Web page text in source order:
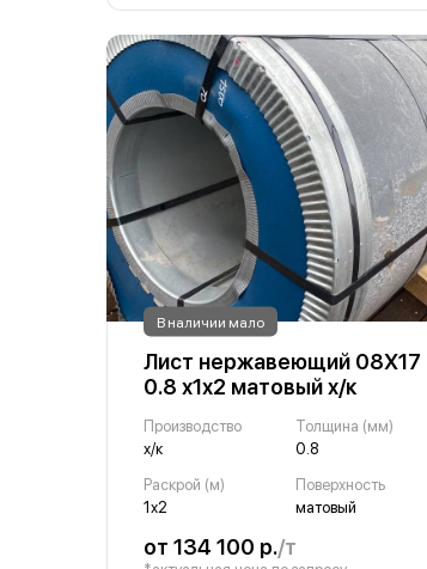
В наличии мало
Лист нержавеющий 08Х17
0.8 х1х2 матовый х/к
Производство
х/к
Толщина (мм)
0.8
Раскрой (м)
1х2
Поверхность
матовый
от 134 100 р./т